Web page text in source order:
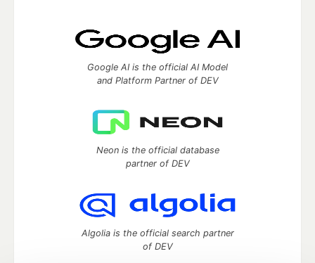
Google AI is the official AI Model
and Platform Partner of DEV
Neon is the official database
partner of DEV
Algolia is the official search partner
of DEV